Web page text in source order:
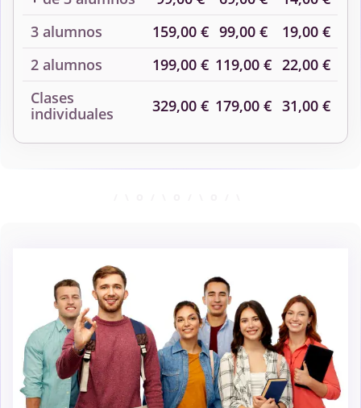
3 alumnos
159,00 € 99,00 €
19,00 €
2 alumnos
199,00 € 119,00 € 22,00 €
Clases
individuales
329,00 € 179,00 € 31,00 €